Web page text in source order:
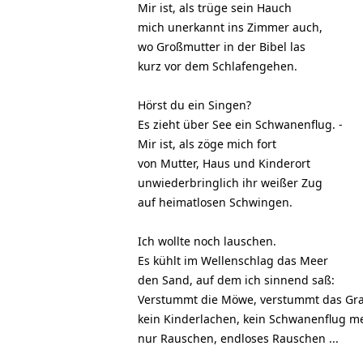
Mir ist, als trüge sein Hauch
mich unerkannt ins Zimmer auch,
wo Großmutter in der Bibel las
kurz vor dem Schlafengehen.
Hörst du ein Singen?
Es zieht über See ein Schwanenflug. -
Mir ist, als zöge mich fort
von Mutter, Haus und Kinderort
unwiederbringlich ihr weißer Zug
auf heimatlosen Schwingen.
Ich wollte noch lauschen.
Es kühlt im Wellenschlag das Meer
den Sand, auf dem ich sinnend saß:
Verstummt die Möwe, verstummt das
kein Kinderlachen, kein Schwanenflug
nur Rauschen, endloses Rauschen ...